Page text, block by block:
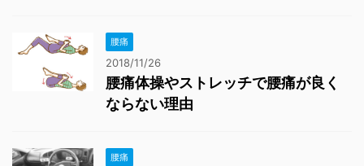
腰痛
2018/11/26
腰痛体操やストレッチで腰痛が良く
ならない理由
腰痛